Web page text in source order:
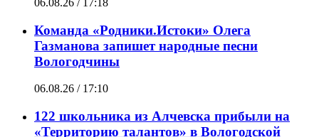
06.08.26 / 17:18
Команда «Родники.Истоки» Олега
Газманова запишет народные песни
Вологодчины
06.08.26 / 17:10
122 школьника из Алчевска прибыли на
«Территорию талантов» в Вологодской